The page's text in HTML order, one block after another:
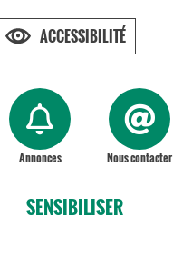
Annonces Nous contacter
SENSIBILISER
ACCESSIBILITÉ